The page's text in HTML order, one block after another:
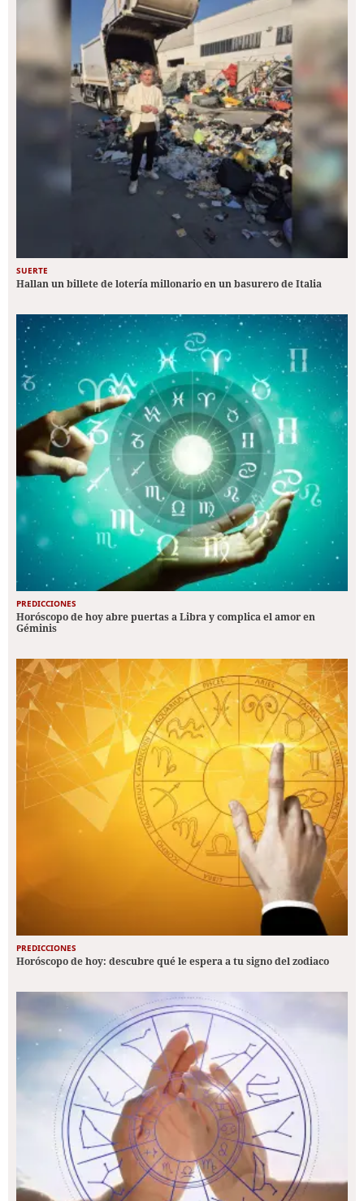
SUERTE
Hallan un billete de lotería millonario en un basurero de Italia
PREDICCIONES
Horóscopo de hoy abre puertas a Libra y complica el amor en
Géminis
PREDICCIONES
Horóscopo de hoy: descubre qué le espera a tu signo del zodiaco